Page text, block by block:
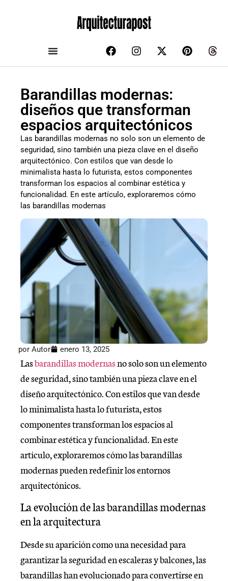
Barandillas modernas:
diseños que transforman
espacios arquitectónicos
Las barandillas modernas no solo son un elemento de
seguridad, sino también una pieza clave en el diseño
arquitectónico. Con estilos que van desde lo
minimalista hasta lo futurista, estos componentes
transforman los espacios al combinar estética y
funcionalidad. En este artículo, exploraremos cómo
las barandillas modernas
por Autor enero 13, 2025
Lasbarandillas modernasno solo son un elemento
de seguridad, sino también una pieza clave en el
diseño arquitectónico. Con estilos que van desde
lo minimalista hasta lo futurista, estos
componentes transforman los espacios al
combinar estética y funcionalidad. En este
artículo, exploraremos cómo las barandillas
modernas pueden redefinir los entornos
arquitectónicos.
La evolución de las barandillas modernas
en la arquitectura
Desde su aparición como una necesidad para
garantizar la seguridad en escaleras y balcones, las
barandillas han evolucionado para convertirse en